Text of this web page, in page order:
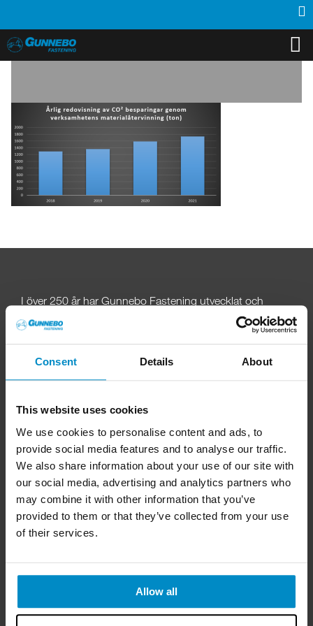
Consent Details About
This website uses cookies
We use cookies to personalise content and ads, to
provide social media features and to analyse our traffic.
We also share information about your use of our site with
our social media, advertising and analytics partners who
may combine it with other information that you’ve
provided to them or that they’ve collected from your use
of their services.
Allow all
PRODUKTER
SUPPORT
KONTAKT
I över 250 år har Gunnebo Fastening utvecklat och
tillverkat infästningslösningar för den professionella
användaren. Med kvalitet och säkerhet som ledstjärnor i
vår utveckling har ett av Sveriges starkaste och mest
aktade varumärken skapats.
Tel: 0490-300 00
BESÖKSADRESS
Simpson Strong-Tie AB
Bruksvägen 2, 593 75 Gunnebo
Juridiska upplysningar
FÖLJ OSS